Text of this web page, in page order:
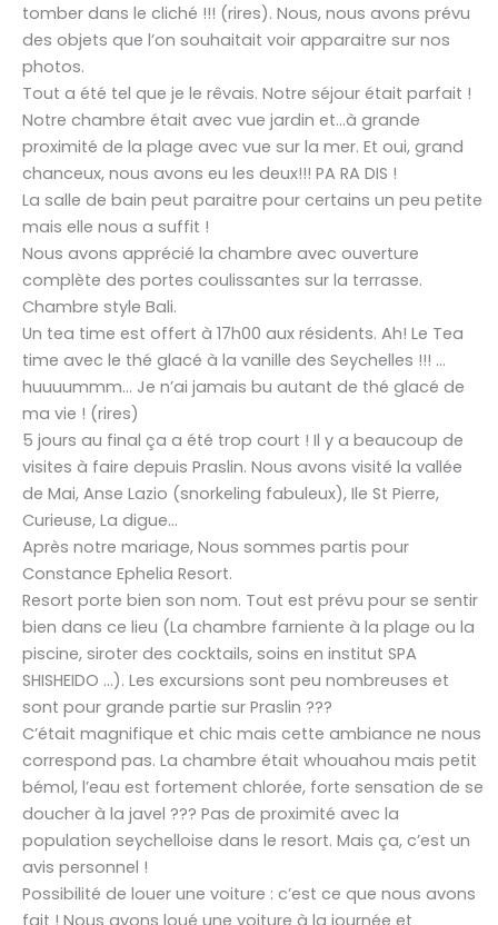
tomber dans le cliché !!! (rires). Nous, nous avons prévu
des objets que l’on souhaitait voir apparaitre sur nos
photos.
Tout a été tel que je le rêvais. Notre séjour était parfait !
Notre chambre était avec vue jardin et…à grande
proximité de la plage avec vue sur la mer. Et oui, grand
chanceux, nous avons eu les deux!!! PA RA DIS !
La salle de bain peut paraitre pour certains un peu petite
mais elle nous a suffit !
Nous avons apprécié la chambre avec ouverture
complète des portes coulissantes sur la terrasse.
Chambre style Bali.
Un tea time est offert à 17h00 aux résidents. Ah! Le Tea
time avec le thé glacé à la vanille des Seychelles !!! …
huuuummm… Je n’ai jamais bu autant de thé glacé de
ma vie ! (rires)
5 jours au final ça a été trop court ! Il y a beaucoup de
visites à faire depuis Praslin. Nous avons visité la vallée
de Mai, Anse Lazio (snorkeling fabuleux), Ile St Pierre,
Curieuse, La digue…
Après notre mariage, Nous sommes partis pour
Constance Ephelia Resort.
Resort porte bien son nom. Tout est prévu pour se sentir
bien dans ce lieu (La chambre farniente à la plage ou la
piscine, siroter des cocktails, soins en institut SPA
SHISHEIDO …). Les excursions sont peu nombreuses et
sont pour grande partie sur Praslin ???
C’était magnifique et chic mais cette ambiance ne nous
correspond pas. La chambre était whouahou mais petit
bémol, l’eau est fortement chlorée, forte sensation de se
doucher à la javel ??? Pas de proximité avec la
population seychelloise dans le resort. Mais ça, c’est un
avis personnel !
Possibilité de louer une voiture : c’est ce que nous avons
fait ! Nous avons loué une voiture à la journée et